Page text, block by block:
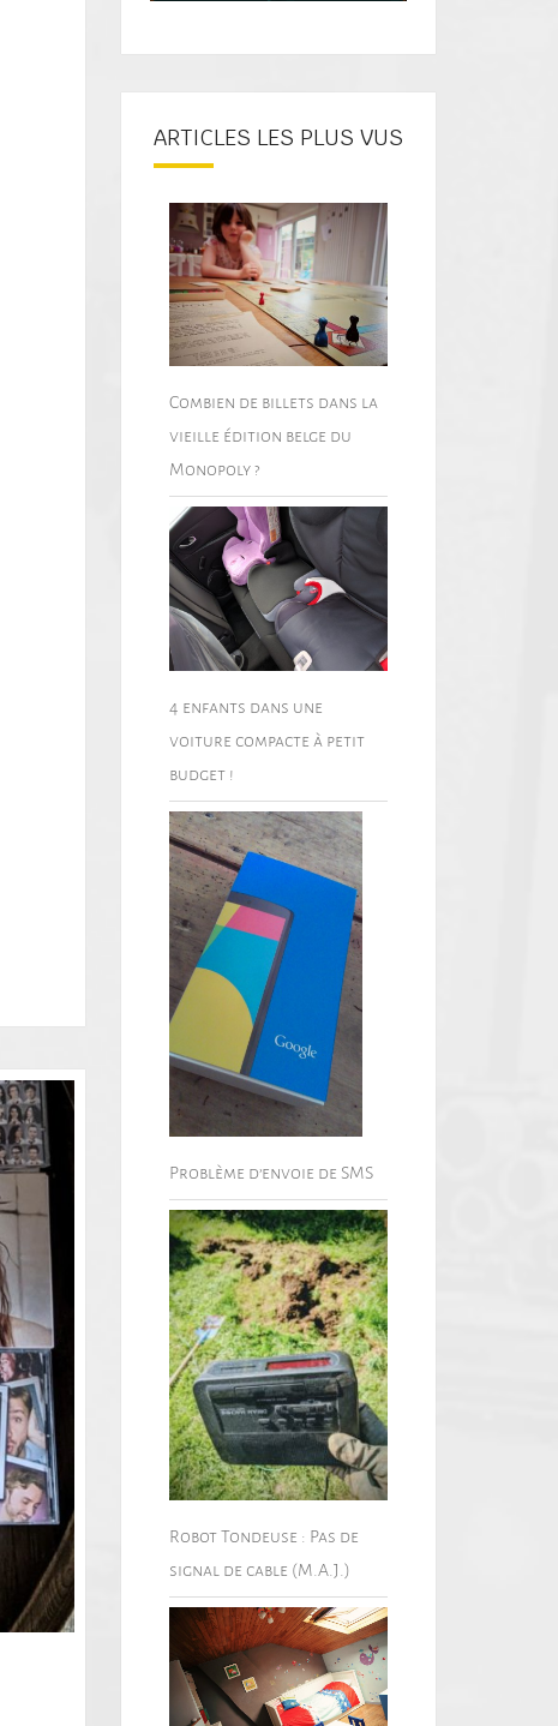
ARTICLES LES PLUS VUS
Combien de billets dans la
vieille édition belge du
Monopoly ?
4 enfants dans une
voiture compacte à petit
budget !
Problème d’envoie de SMS
Robot Tondeuse : Pas de
signal de cable (M.A.J.)